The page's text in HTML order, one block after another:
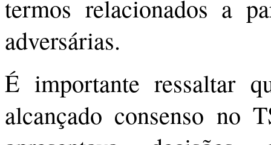
termos relacionados a
adversárias.
É importante ressaltar
alcançado consenso no